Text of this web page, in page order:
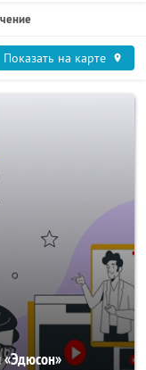
Показать на карте
«Эдюсон»